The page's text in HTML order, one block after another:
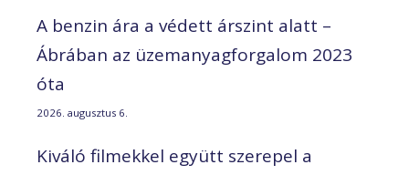
A benzin ára a védett árszint alatt –
Ábrában az üzemanyagforgalom 2023
óta
2026. augusztus 6.
Kiváló filmekkel együtt szerepel a